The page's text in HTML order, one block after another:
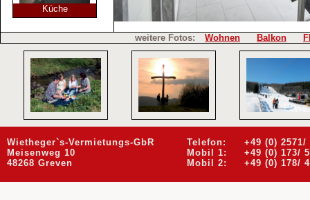
Küche
weitere Fotos: Wohnen Balkon
Wietheger`s-Vermietungs-GbR
Meisenweg 10
48268 Greven
Telefon:
Mobil 1:
Mobil 2:
+49 (0) 2571/
+49 (0) 173/
+49 (0) 178/